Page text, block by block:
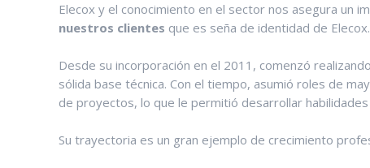
Elecox y el conocimiento en el sector nos asegura un
nuestros clientes que es seña de identidad de Elecox.
Desde su incorporación en el 2011, comenzó
sólida base técnica. Con el tiempo, asumió roles de
de proyectos, lo que le permitió desarrollar
Su trayectoria es un gran ejemplo de crecimiento